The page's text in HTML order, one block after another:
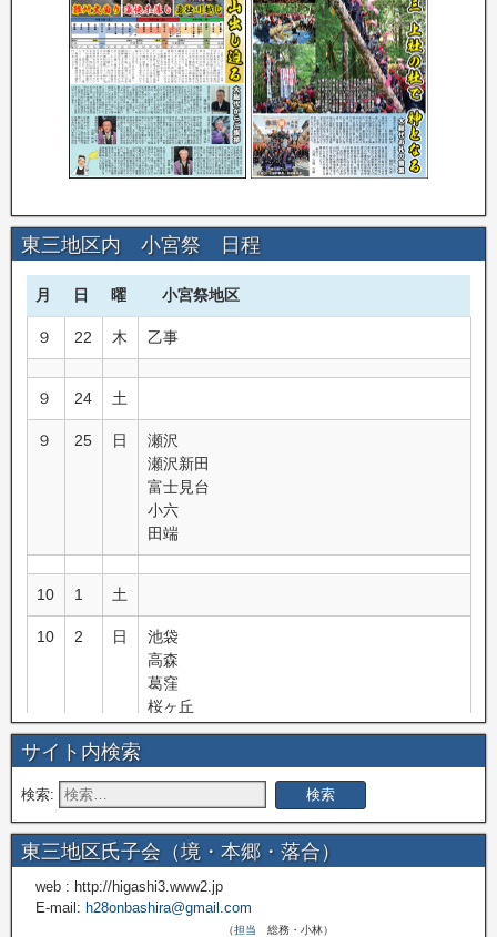
東三地区内 小宮祭 日程
月 日 曜 小宮祭地区
９ 22 木 乙事
９ 24 土
９ 25 日
瀬沢
瀬沢新田
富士見台
小六
田端
10 1 土
10 2 日
池袋
高森
葛窪
桜ヶ丘
富里
10 8 土
9 日
信濃境
机
10 10 月 立沢上羽場
サイト内検索
検索:
東三地区氏子会（境・本郷・落合）
web : http://higashi3.www2.jp
E-mail: h28onbashira@gmail.com
（担当 総務・小林）